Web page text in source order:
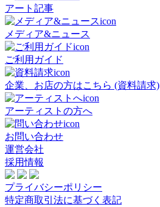
アート記事
メディア&ニュース
ご利用ガイド
企業、お店の方はこちら (資料請求)
アーティストの方へ
お問い合わせ
運営会社
採用情報
プライバシーポリシー
特定商取引法に基づく表記